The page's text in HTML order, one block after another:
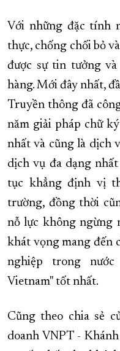
Với những đặc tính
thực, chống chối bỏ
được sự tin tưởng
hàng. Mới đây nhất,
Truyền thông đã
năm giải pháp chữ
nhất và cũng là dịch
dịch vụ đa dạng
tục khẳng định vị
trường, đồng thời
nỗ lực không ngừng
khát vọng mang đến
nghiệp trong
Vietnam" tốt nhất.
Cũng theo chia sẻ
doanh VNPT -